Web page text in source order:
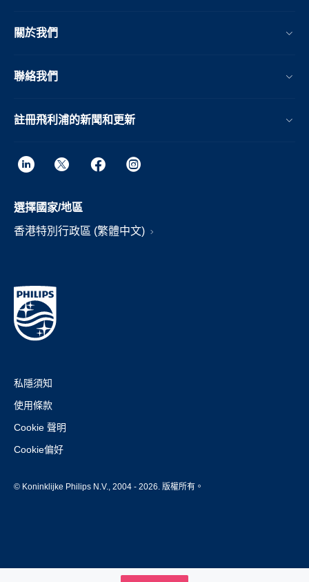
關於我們
聯絡我們
註冊飛利浦的新聞和更新
選擇國家/地區
香港特別行政區 (繁體中文)
私隱須知
使用條款
Cookie 聲明
Cookie偏好
© Koninklijke Philips N.V., 2004 - 2026. 版權所有。